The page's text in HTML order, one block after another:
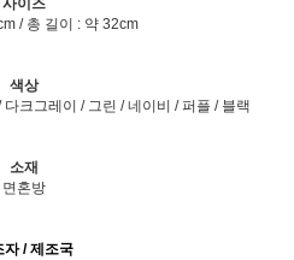
사이즈
/ 총 길이 : 약 32cm
색상
크그레이 / 그린 / 네이비 / 퍼플 / 블랙
소재
면혼방
자 / 제조국